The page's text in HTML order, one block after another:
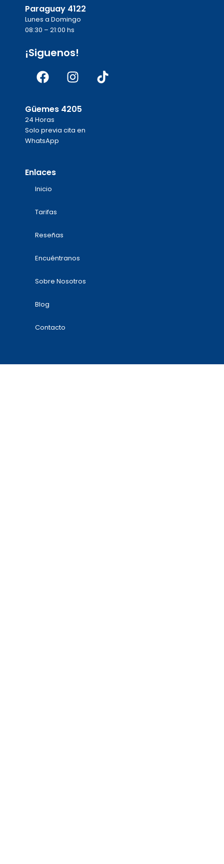
Paraguay 4122
Lunes a Domingo
08:30 – 21:00 hs
¡Siguenos!
Facebook
Instagram
Tiktok
Güemes 4205
24 Horas
Solo previa cita en
WhatsApp
Enlaces
Inicio
Tarifas
Reseñas
Encuéntranos
Sobre Nosotros
Blog
Contacto